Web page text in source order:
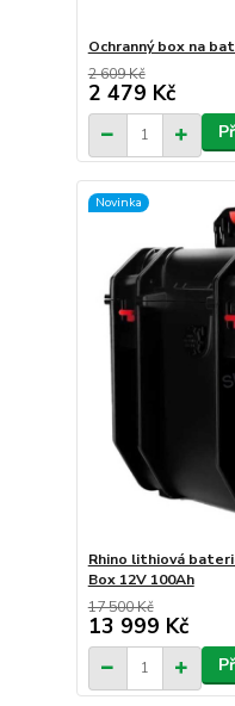
Ochranný box na
2 609 Kč
2 479 Kč
Novinka
Rhino lithiová
Box 12V 100Ah
17 500 Kč
13 999 Kč